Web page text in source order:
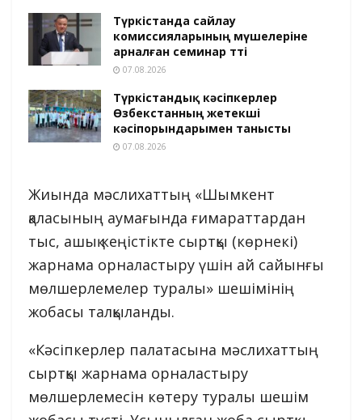
Түркістанда сайлау
комиссияларының мүшелеріне
арналған семинар өтті
07.08.2026
Түркістандық кәсіпкерлер
Өзбекстанның жетекші
кәсіпорындарымен танысты
07.08.2026
Жиында мәслихаттың «Шымкент
қаласының аумағында ғимараттардан
тыс, ашық кеңістікте сыртқы (көрнекі)
жарнама орналастыру үшін ай сайынғы
мөлшерлемелер туралы» шешімінің
жобасы талқыланды.
«Кәсіпкерлер палатасына мәслихаттың
сыртқы жарнама орналастыру
мөлшерлемесін көтеру туралы шешім